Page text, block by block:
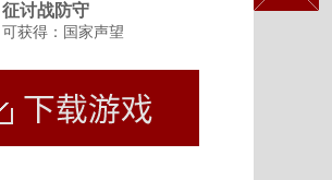
征讨战防守
可获得：国家声望